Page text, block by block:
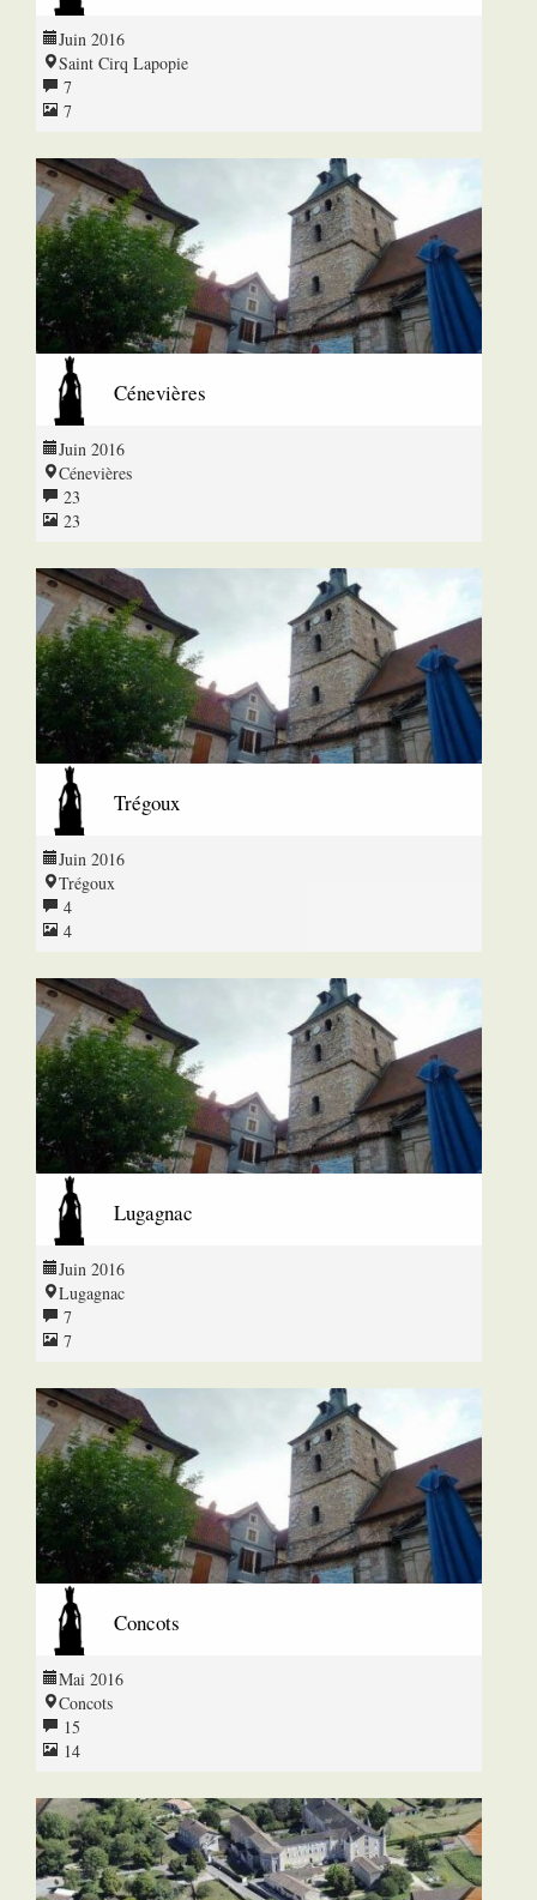
Juin 2016
Saint Cirq Lapopie
7
7
Cénevières
Juin 2016
Cénevières
23
23
Trégoux
Juin 2016
Trégoux
4
4
Lugagnac
Juin 2016
Lugagnac
7
7
Concots
Mai 2016
Concots
15
14